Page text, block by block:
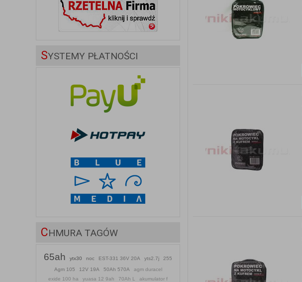
SYSTEMY PŁATNOŚCI
CHMURA TAGÓW
65ah ytx30 noc EST-331 36V 20A yts2.7j
255
Agm 105
12V 19A 50Ah 570A
agm duracel
exide 100 ha
yuasa 12 9ah 70Ah L
akumulator f